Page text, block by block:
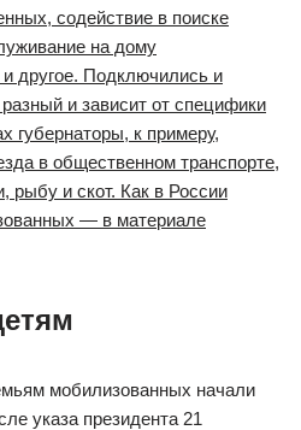
содействие в поиске
на дому
другое. Подключились и
и зависит от специфики
губернаторы, к примеру,
в общественном транспорте,
рыбу и скот. Как в России
— в материале
мобилизованных начали
указа президента 21